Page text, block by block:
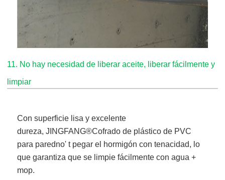
11. No hay necesidad de liberar aceite, liberar fácilmente y
limpiar
Con superficie lisa y excelente
dureza,JINGFANG®Cofrado de plástico de PVC
para paredno' t pegar el hormigón con tenacidad, lo
que garantiza que se limpie fácilmente con agua +
mop.